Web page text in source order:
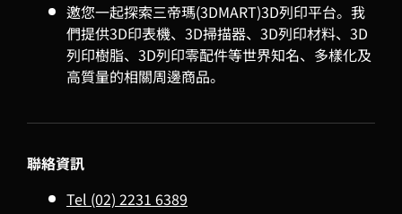
邀您一起探索三帝瑪(3DMART)3D列印平台。我
們提供3D印表機、3D掃描器、3D列印材料、3D
列印樹脂、3D列印零配件等世界知名、多樣化及
高質量的相關周邊商品。
聯絡資訊
Tel (02) 2231 6389